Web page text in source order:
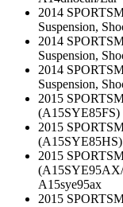
2014
Suspension,
2014
Suspension,
2014
Suspension,
2015
(A15SYE85FS)
2015
(A15SYE85HS)
2015
(A15SYE95AX/
A15sye95ax
2015